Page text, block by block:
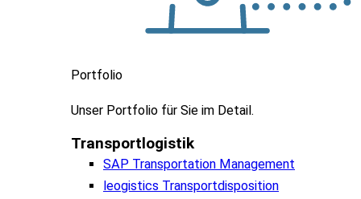
Portfolio
Unser Portfolio für Sie im Detail.
Transportlogistik
SAP Transportation Management
leogistics Transportdisposition